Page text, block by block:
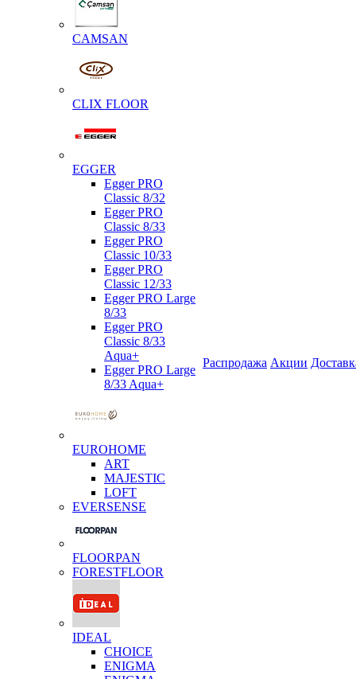
CAMSAN
CLIX FLOOR
EGGER
Egger PRO
Classic 8/32
Egger PRO
Classic 8/33
Egger PRO
Classic 10/33
Egger PRO
Classic 12/33
Egger PRO Large
8/33
Egger PRO
Classic 8/33
Aqua+
Egger PRO Large
8/33 Aqua+
EUROHOME
ART
MAJESTIC
LOFT
EVERSENSE
FLOORPAN
FORESTFLOOR
IDEAL
CHOICE
ENIGMA
Распродажа Акции